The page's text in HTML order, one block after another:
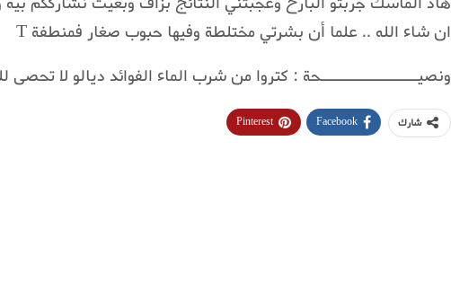
ان شاء الله .. علما أن بشرتي مختلطة وفيها حبوب صغار فمنطفة T
ونصيــــــــــــــــــحة : كتروا من شرب الماء الفوائد ديالو لا
شارك Facebook
Pinterest